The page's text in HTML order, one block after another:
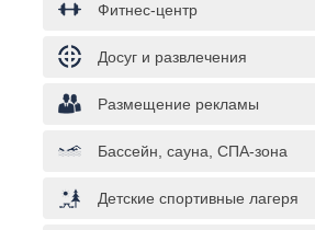
Фитнес-центр
Досуг и развлечения
Размещение рекламы
Бассейн, сауна, СПА-зона
Детские спортивные лагеря